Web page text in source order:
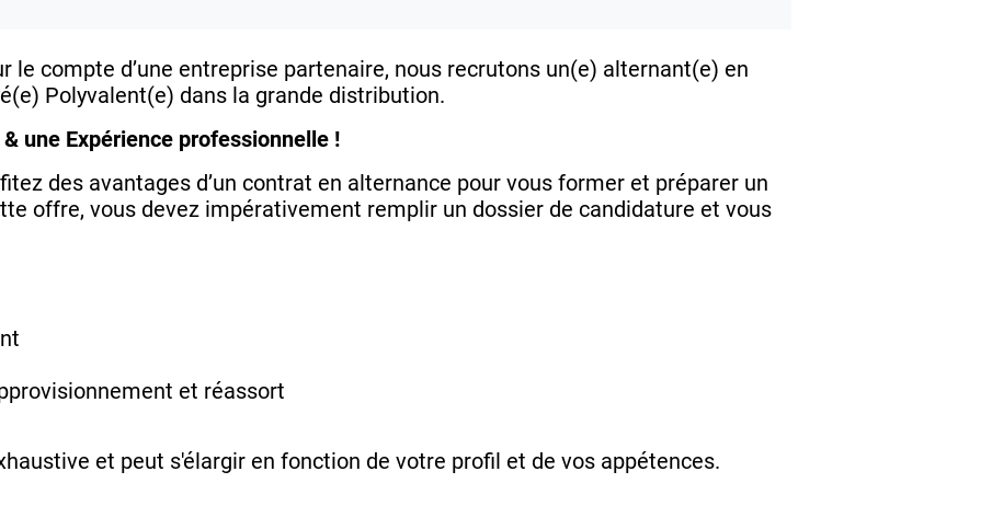
le compte d’une entreprise partenaire, nous recrutons un(e) alternant(e) en
Polyvalent(e) dans la grande distribution.
une Expérience professionnelle !
des avantages d’un contrat en alternance pour vous former et préparer un
offre, vous devez impérativement remplir un dossier de candidature et vous
et réassort
et peut s'élargir en fonction de votre profil et de vos appétences.